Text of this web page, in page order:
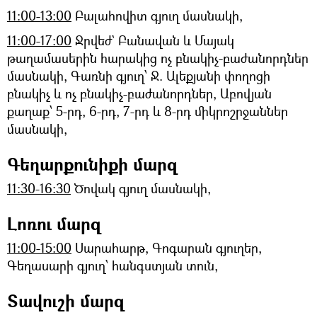
11։00-13։00 Բալահովիտ գյուղ մասնակի,
11։00-17։00 Ջրվեժ` Բանավան և Մայակ
թաղամասերին հարակից ոչ բնակիչ-բաժանորդներ
մասնակի, Գառնի գյուղ՝ Ջ. Ալեքյանի փողոցի
բնակիչ և ոչ բնակիչ-բաժանորդներ, Աբովյան
քաղաք՝ 5-րդ, 6-րդ, 7-րդ և 8-րդ միկրոշրջաններ
մասնակի,
Գեղարքունիքի մարզ
11:30-16:30 Ծովակ գյուղ մասնակի,
Լոռու մարզ
11:00-15:00 Սարահարթ, Գոգարան գյուղեր,
Գեղասարի գյուղ՝ հանգստյան տուն,
Տավուշի մարզ